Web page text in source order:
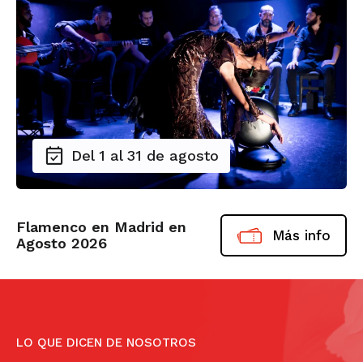
Del 1 al 31 de agosto
Flamenco en Madrid en
Agosto 2026
Más info
LO QUE DICEN DE NOSOTROS